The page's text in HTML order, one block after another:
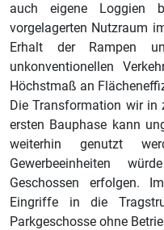
auch eigene Loggien
vorgelagerten Nutzraum
Erhalt der Rampen
unkonventionellen
Höchstmaß an
Die Transformation wir in
ersten Bauphase kann
weiterhin genutzt
Gewerbeeinheiten
Geschossen erfolgen.
Eingriffe in die
Parkgeschosse ohne